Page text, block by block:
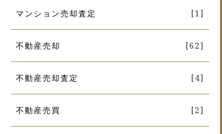
マンション売却査定 [1]
不動産売却 [62]
不動産売却査定 [4]
不動産売買 [2]